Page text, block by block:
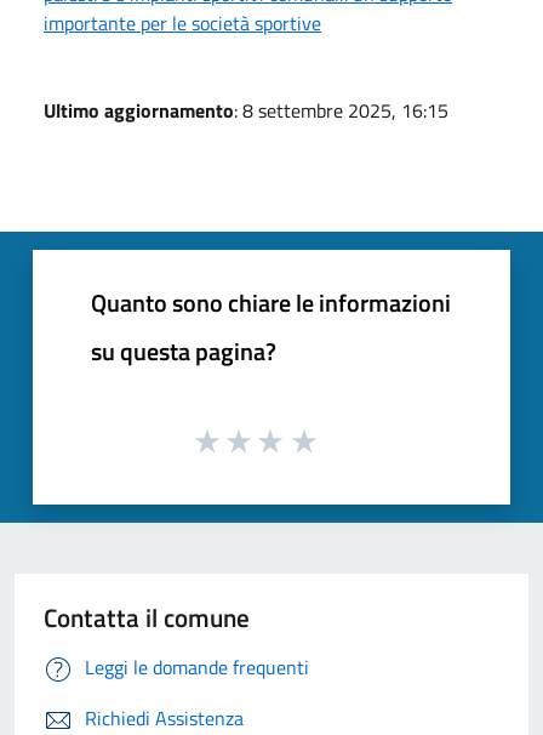
importante per le società sportive
Ultimo aggiornamento: 8 settembre 2025, 16:15
Quanto sono chiare le informazioni
su questa pagina?
Contatta il comune
Leggi le domande frequenti
Richiedi Assistenza